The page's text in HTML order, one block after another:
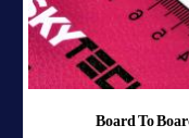
Board To